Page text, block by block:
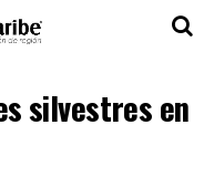
silvestres en